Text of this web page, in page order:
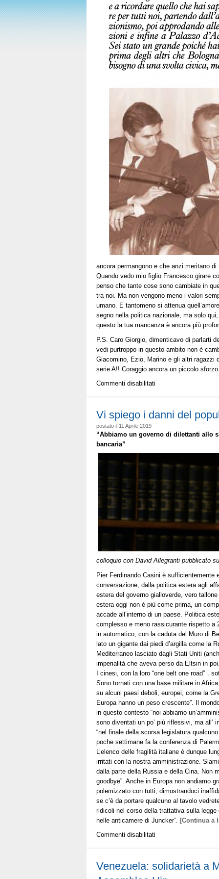
ancora permangono e che anzi meritano di
Quando vedo mio figlio Francesco girare
penso che tante cose sono cambiate in
tra noi. Ma non vengono meno i valori
umano. E tantomeno si attenua
segno nella politica nazionale, ma solo
questo la tua mancanza è ancora più
P.S. Caro Giorgio, dimenticavo di parlarti
vedi purtroppo in questo ambito non è
Giacomino, Ezio, Marino e gli altri ragazzi
serie A!! Coraggio ancora un piccolo
Commenti disabilitati
Giorgio
sono
due
Bologna
non
dimentica
Vi spiego i danni del
postato il 11 Aprile 2019
“Abbiamo un governo di dilettanti allo
bancaria”
colloquio con David Allegranti pubblicato
Pier Ferdinando Casini è
conversazione, dalla politica estera agli
estera del governo gialloverde, vero
estera oggi non è più come prima, un
accade all’interno di un paese. Politica
complesso e meno rassicurante rispetto a
in automatico, con la caduta del Muro di
lato un gigante dai piedi d’argilla come la
Mediterraneo lasciato dagli Stati Uniti
imperialità che aveva perso da Eltsin in
I cinesi, con la loro “one belt one road”，
Sono tornati con una base militare in
su alcuni paesi deboli, europei, come la
Europa hanno un peso crescente”. Il
in questo contesto “noi abbiamo
sono diventati un po’ più riflessivi, ma all’
“nel finale della scorsa legislatura
poche settimane fa la conferenza di
L’elenco delle fragilità italiane è dunque
irritati con la nostra amministrazione.
dalla parte della Russia e della Cina. Non
goodbye”. Anche in Europa non andiamo
polemizzato con tutti, dimostrandoci
se c’è da portare qualcuno al tavolo
ridicoli nel corso della trattativa sulla
nelle anticamere di Juncker”. [Continua a
Commenti disabilitati
danni
Venezuela: solidarietà a